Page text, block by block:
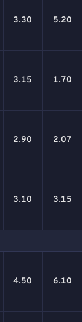
3.30 5.20
3.15 1.70
2.90 2.07
3.10 3.15
4.50 6.10